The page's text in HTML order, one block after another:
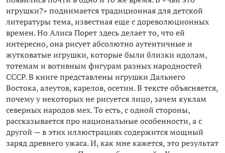
игрушки?» поднимается традиционная для детской
литературы тема, известная еще с дореволюционных
времен. Но Алиса Порет здесь делает то, что ей
интересно, она рисует абсолютно аутентичные и
жутковатые игрушки, которые были близки идолам,
тотемам и вотивным фигурам разных народностей
СССР. В книге представлены игрушки Дальнего
Востока, алеутов, карелов, осетин. В тексте объясняется,
почему у некоторых не рисуется лицо, зачем куклам
северных народов мех. То есть, с одной стороны,
рассказывается про национальные особенности, а с
другой — в этих иллюстрациях содержится мощный
заряд древнего ужаса. И, как мне кажется, это результат